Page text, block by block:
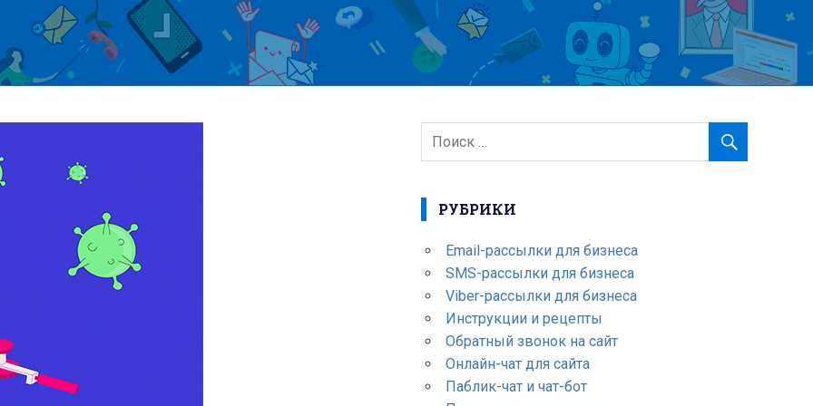
РУБРИКИ
Email-рассылки для бизнеса
SMS-рассылки для бизнеса
Viber-рассылки для бизнеса
Инструкции и рецепты
Обратный звонок на сайт
Онлайн-чат для сайта
Паблик-чат и чат-бот